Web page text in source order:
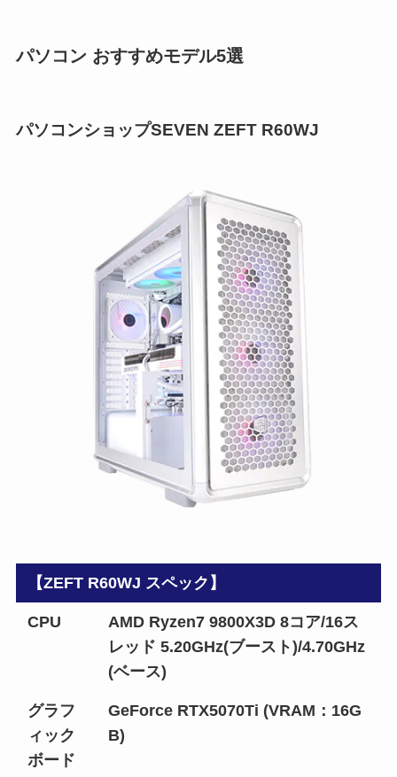
パソコン おすすめモデル5選
パソコンショップSEVEN ZEFT R60WJ
【ZEFT R60WJ スペック】
CPU
AMD Ryzen7 9800X3D 8コア/16ス
レッド 5.20GHz(ブースト)/4.70GHz
(ベース)
グラフ
ィック
ボード
GeForce RTX5070Ti (VRAM：16G
B)